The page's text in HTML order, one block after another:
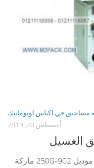
مساحيق في اكياس اوتوماتيك
أغسطس 20, 2019
الغسيل
مكائن تعبيه و تغليف مساحيق الغسيل موديل 902-250G ماركة